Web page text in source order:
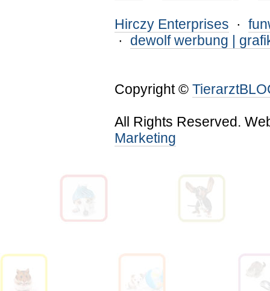
Hirczy Enterprises ·
· dewolf werbung |
Copyright ©
All Rights Reserved.
Marketing